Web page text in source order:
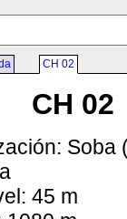
CH 02
CH 02
Soba
45 m